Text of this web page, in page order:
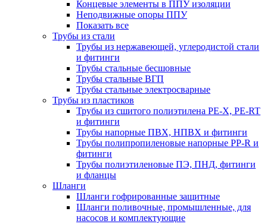
Концевые элементы в ППУ изоляции
Неподвижные опоры ППУ
Показать все
Трубы из стали
Трубы из нержавеющей, углеродистой стали
и фитинги
Трубы стальные бесшовные
Трубы стальные ВГП
Трубы стальные электросварные
Трубы из пластиков
Трубы из сшитого полиэтилена PE-X, PE-RT
и фитинги
Трубы напорные ПВХ, НПВХ и фитинги
Трубы полипропиленовые напорные PP-R и
фитинги
Трубы полиэтиленовые ПЭ, ПНД, фитинги
и фланцы
Шланги
Шланги гофрированные защитные
Шланги поливочные, промышленные, для
насосов и комплектующие